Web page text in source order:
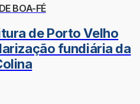
BOA-FÉ
de Porto Velho
fundiária da